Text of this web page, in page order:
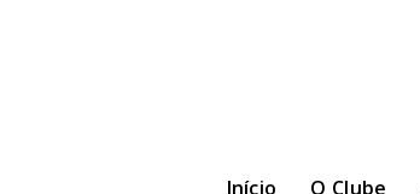
Início O Clube